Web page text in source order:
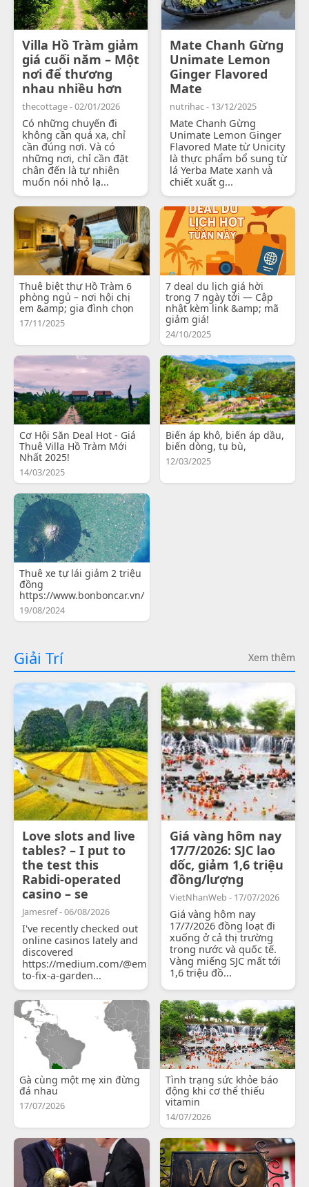
Villa Hồ Tràm giảm
giá cuối năm – Một
nơi để thương
nhau nhiều hơn
thecottage - 02/01/2026
Có những chuyến đi
không cần quá xa, chỉ
cần đúng nơi. Và có
những nơi, chỉ cần đặt
chân đến là tự nhiên
muốn nói nhỏ lạ...
Mate Chanh Gừng
Unimate Lemon
Ginger Flavored
Mate
nutrihac - 13/12/2025
Mate Chanh Gừng
Unimate Lemon Ginger
Flavored Mate từ Unicity
là thực phẩm bổ sung từ
lá Yerba Mate xanh và
chiết xuất g...
Thuê biệt thự Hồ Tràm 6
phòng ngủ – nơi hội chị
em &amp; gia đình chọn
17/11/2025
7 deal du lịch giá hời
trong 7 ngày tới — Cập
nhật kèm link &amp; mã
giảm giá!
24/10/2025
Cơ Hội Săn Deal Hot - Giá
Thuê Villa Hồ Tràm Mới
Nhất 2025!
14/03/2025
Biến áp khô, biến áp dầu,
biến dòng, tụ bù,
12/03/2025
Thuê xe tự lái giảm 2 triệu
đồng
https://www.bonboncar.vn/
19/08/2024
Giải Trí Xem thêm
Love slots and live
tables? – I put to
the test this
Rabidi-operated
casino – se
Jamesref - 06/08/2026
I've recently checked out
online casinos lately and
discovered
https://medium.com/@emilyjohnsonready/how-
to-fix-a-garden...
Giá vàng hôm nay
17/7/2026: SJC lao
dốc, giảm 1,6 triệu
đồng/lượng
VietNhanWeb - 17/07/2026
Giá vàng hôm nay
17/7/2026 đồng loạt đi
xuống ở cả thị trường
trong nước và quốc tế.
Vàng miếng SJC mất tới
1,6 triệu đồ...
Gà cùng một mẹ xin đừng
đá nhau
17/07/2026
Tình trạng sức khỏe báo
động khi cơ thể thiếu
vitamin
14/07/2026